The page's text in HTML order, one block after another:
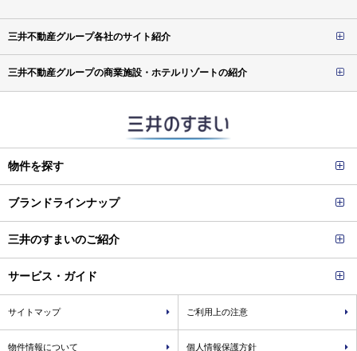
三井不動産グループ各社のサイト紹介
三井不動産グループの商業施設・ホテルリゾートの紹介
物件を探す
ブランドラインナップ
三井のすまいのご紹介
サービス・ガイド
サイトマップ ご利用上の注意
物件情報について 個人情報保護方針